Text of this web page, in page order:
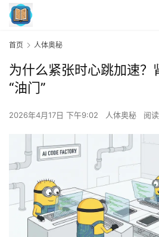
首页 人体奥秘
为什么紧张时心跳加速？
“油门”
2026年4月17日 下午9:02 人体奥秘 阅